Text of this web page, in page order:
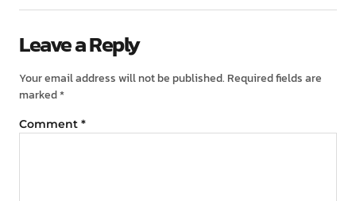
Leave a Reply
Your email address will not be published. Required fields are
marked*
Comment *